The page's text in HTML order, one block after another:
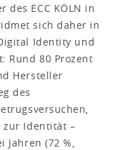
des ECC KÖLN in
sich daher in
Identity und
Rund 80 Prozent
Hersteller
des
zur Identität –
Jahren (72 %,